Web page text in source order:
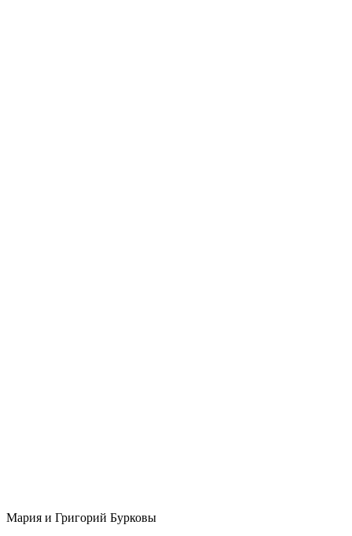
Мария и Григорий Бурковы